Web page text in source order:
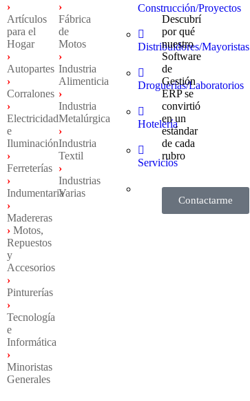
›
Artículos
para el
Hogar
›
Autopartes
›
Corralones
›
Electricidad
e
Iluminación
›
Ferreterías
›
Indumentaria
›
Madereras
› Motos,
Repuestos
y
Accesorios
›
Pinturerías
›
Tecnología
e
Informática
›
Minoristas
Generales
›
Fábrica
de
Motos
›
Industria
Alimenticia
›
Industria
Metalúrgica
›
Industria
Textil
›
Industrias
Varias
Construcción/Proyectos
Distribuidores/Mayoristas
Droguerías/Laboratorios
Hotelería
Servicios
Descubrí
por qué
nuestro
Software
de
Gestión
ERP se
convirtió
en un
estándar
de cada
rubro
Contactarme